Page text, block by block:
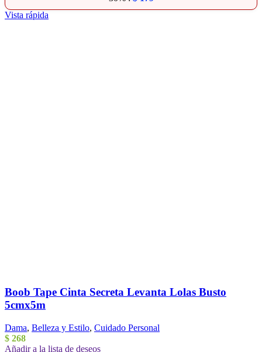
Vista rápida
Boob Tape Cinta Secreta Levanta Lolas Busto
5cmx5m
Dama, Belleza y Estilo, Cuidado Personal
$ 268
Añadir a la lista de deseos